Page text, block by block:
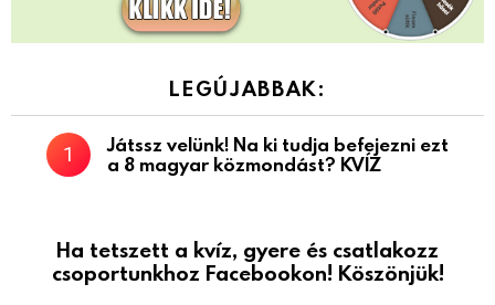
LEGÚJABBAK:
Játssz velünk! Na ki tudja befejezni ezt
a 8 magyar közmondást? KVÍZ
Ha tetszett a kvíz, gyere és csatlakozz
csoportunkhoz Facebookon! Köszönjük!